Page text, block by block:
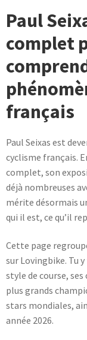
Paul
complet
français
Paul Seixas est
cyclisme français.
complet, son
déjà nombreuses
mérite désormais
qui il est, ce qu’il
Cette page
sur Lovingbike. Tu
style de course,
plus grands
stars mondiales,
année 2026.